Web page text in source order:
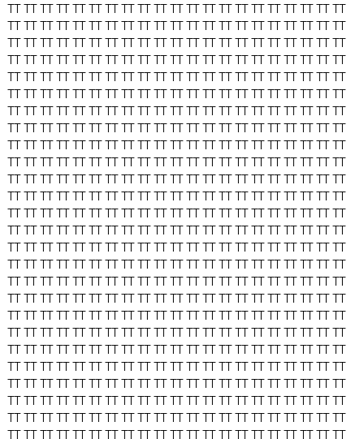
TT TT TT TT TT TT TT TT TT TT TT TT TT TT TT TT TT TT TT TT TT
TT TT TT TT TT TT TT TT TT TT TT TT TT TT TT TT TT TT TT TT TT
TT TT TT TT TT TT TT TT TT TT TT TT TT TT TT TT TT TT TT TT TT
TT TT TT TT TT TT TT TT TT TT TT TT TT TT TT TT TT TT TT TT TT
TT TT TT TT TT TT TT TT TT TT TT TT TT TT TT TT TT TT TT TT TT
TT TT TT TT TT TT TT TT TT TT TT TT TT TT TT TT TT TT TT TT TT
TT TT TT TT TT TT TT TT TT TT TT TT TT TT TT TT TT TT TT TT TT
TT TT TT TT TT TT TT TT TT TT TT TT TT TT TT TT TT TT TT TT TT
TT TT TT TT TT TT TT TT TT TT TT TT TT TT TT TT TT TT TT TT TT
TT TT TT TT TT TT TT TT TT TT TT TT TT TT TT TT TT TT TT TT TT
TT TT TT TT TT TT TT TT TT TT TT TT TT TT TT TT TT TT TT TT TT
TT TT TT TT TT TT TT TT TT TT TT TT TT TT TT TT TT TT TT TT TT
TT TT TT TT TT TT TT TT TT TT TT TT TT TT TT TT TT TT TT TT TT
TT TT TT TT TT TT TT TT TT TT TT TT TT TT TT TT TT TT TT TT TT
TT TT TT TT TT TT TT TT TT TT TT TT TT TT TT TT TT TT TT TT TT
TT TT TT TT TT TT TT TT TT TT TT TT TT TT TT TT TT TT TT TT TT
TT TT TT TT TT TT TT TT TT TT TT TT TT TT TT TT TT TT TT TT TT
TT TT TT TT TT TT TT TT TT TT TT TT TT TT TT TT TT TT TT TT TT
TT TT TT TT TT TT TT TT TT TT TT TT TT TT TT TT TT TT TT TT TT
TT TT TT TT TT TT TT TT TT TT TT TT TT TT TT TT TT TT TT TT TT
TT TT TT TT TT TT TT TT TT TT TT TT TT TT TT TT TT TT TT TT TT
TT TT TT TT TT TT TT TT TT TT TT TT TT TT TT TT TT TT TT TT TT
TT TT TT TT TT TT TT TT TT TT TT TT TT TT TT TT TT TT TT TT TT
TT TT TT TT TT TT TT TT TT TT TT TT TT TT TT TT TT TT TT TT TT
TT TT TT TT TT TT TT TT TT TT TT TT TT TT TT TT TT TT TT TT TT
TT TT TT TT TT TT TT TT TT TT TT TT TT TT TT TT TT TT TT TT TT